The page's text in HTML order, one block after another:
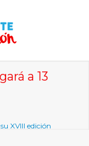
a 13
XVIII edición